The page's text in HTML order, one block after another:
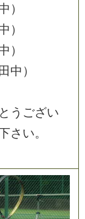
）
）
）
田 中 ）
う ござい
さ い。